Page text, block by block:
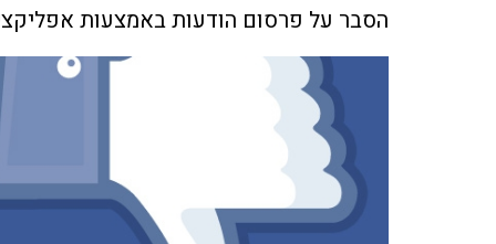
הסבר על פרסום הודעות באמצעות